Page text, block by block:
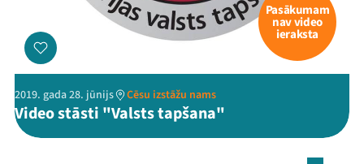
Pasākumam
nav video
ieraksta
2019. gada 28. jūnijs Cēsu izstāžu nams
Video stāsti "Valsts tapšana"